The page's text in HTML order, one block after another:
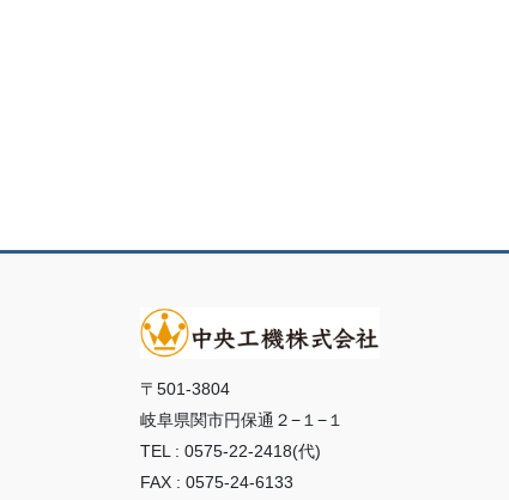
〒501-3804
岐阜県関市円保通２−１−１
TEL : 0575-22-2418(代)
FAX : 0575-24-6133